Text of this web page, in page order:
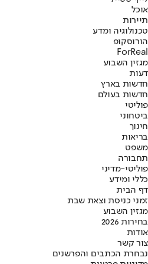
אוכל
תיירות
טכנולוגיה ומדע
הורוסקופ
ForReal
מגזין השבוע
דעות
חדשות בארץ
חדשות בעולם
פוליטי
ביטחוני
חינוך
בריאות
משפט
תחבורה
פוליטי-מדיני
כללי ומידע
דף הבית
זמני כניסת וצאת שבת
מגזין השבוע
בחירות 2026
אודות
צור קשר
נבחרת הכתבים והפרשנים